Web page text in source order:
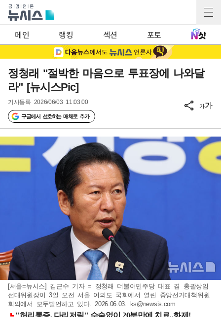
메인 랭킹 섹션 포토
정청래 "절박한 마음으로 투표장에 나와달
라" [뉴시스Pic]
기사등록 2026/06/03 11:03:00
구글에서 선호하는 매체로 추가
가가
[서울=뉴시스] 김근수 기자 = 정청래 더불어민주당 대표 겸 총괄상임
선대위원장이 3일 오전 서울 여의도 국회에서 열린 중앙선거대책위원
회의에서 모두발언하고 있다. 2026.06.03.
ks@newsis.com